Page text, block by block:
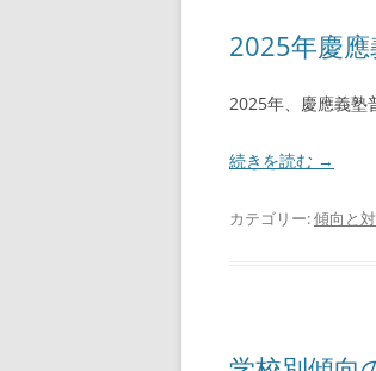
2025年慶
2025年、慶應義塾
続きを読む →
カテゴリー:傾向と